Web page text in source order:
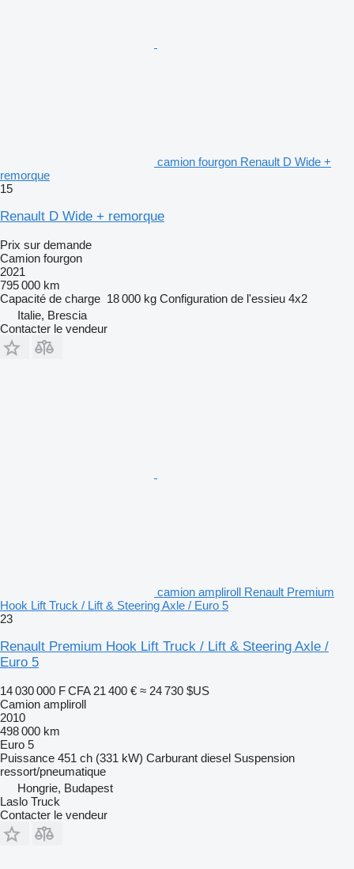
camion fourgon Renault D Wide +
remorque
15
Renault D Wide + remorque
Prix sur demande
Camion fourgon
2021
795 000 km
Capacité de charge 18 000 kg Configuration de l'essieu 4x2
Italie, Brescia
Contacter le vendeur
camion ampliroll Renault Premium
Hook Lift Truck / Lift & Steering Axle / Euro 5
23
Renault Premium Hook Lift Truck / Lift & Steering Axle /
Euro 5
14 030 000 F CFA 21 400 € ≈ 24 730 $US
Camion ampliroll
2010
498 000 km
Euro 5
Puissance 451 ch (331 kW) Carburant diesel Suspension
ressort/pneumatique
Hongrie, Budapest
Laslo Truck
Contacter le vendeur